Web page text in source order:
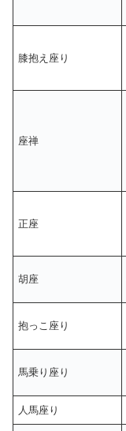
膝抱え座り
座禅
正座
胡座
抱っこ座り
馬乗り座り
人馬座り